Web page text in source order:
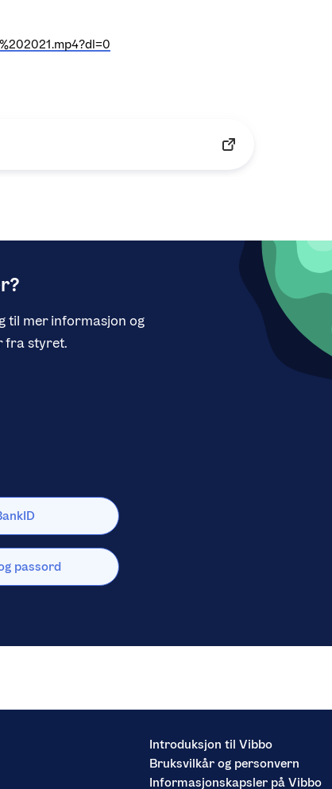
til mer informasjon og
fra styret.
passord
Introduksjon til Vibbo
Bruksvilkår og personvern
Informasjonskapsler på Vibbo